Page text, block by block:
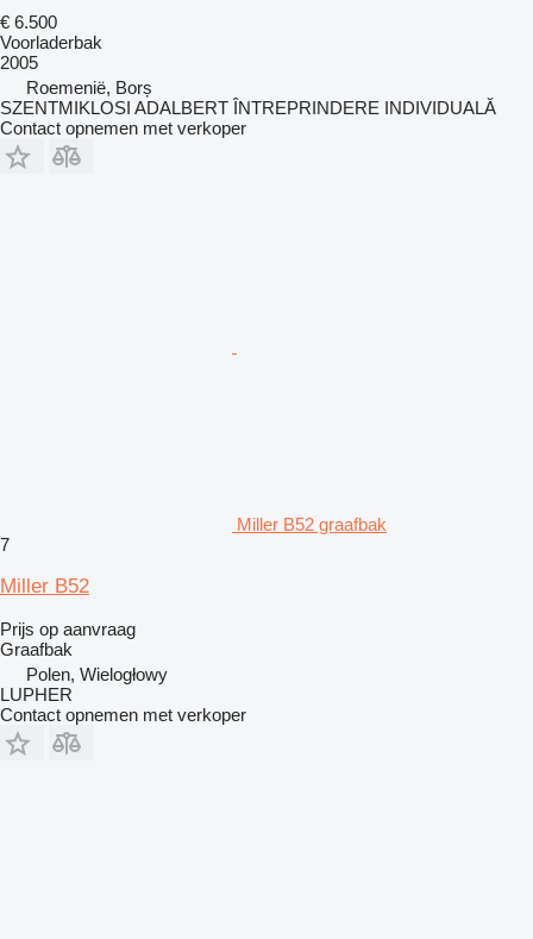
€ 6.500
Voorladerbak
2005
Roemenië, Borș
SZENTMIKLOSI ADALBERT ÎNTREPRINDERE INDIVIDUALĂ
Contact opnemen met verkoper
Miller B52 graafbak
7
Miller B52
Prijs op aanvraag
Graafbak
Polen, Wielogłowy
LUPHER
Contact opnemen met verkoper